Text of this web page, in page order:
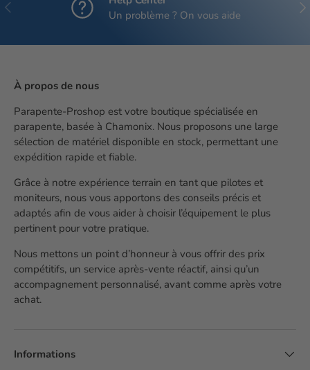
Précédent
Un problème ? On vous aide
À propos de nous
Parapente-Proshop est votre boutique spécialisée en
parapente, basée à Chamonix. Nous proposons une large
sélection de matériel disponible en stock, permettant une
expédition rapide et fiable.
Grâce à notre expérience terrain en tant que pilotes et
moniteurs, nous vous apportons des conseils précis et
adaptés afin de vous aider à choisir l’équipement le plus
pertinent pour votre pratique.
Nous mettons un point d’honneur à vous offrir des prix
compétitifs, un service après-vente réactif, ainsi qu’un
accompagnement personnalisé, avant comme après votre
achat.
Informations